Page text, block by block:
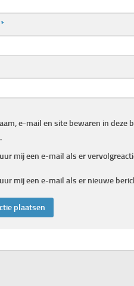
*
e-mail en site bewaren in deze
mij een e-mail als er
mij een e-mail als er nieuwe